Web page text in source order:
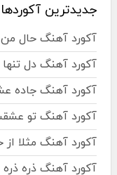
جدیدترین آکوردها
آکورد آهنگ حال
آکورد آهنگ دل
آکورد آهنگ جاده
آکورد آهنگ تو
آکورد آهنگ مثلا از
آکورد آهنگ ذره ذره